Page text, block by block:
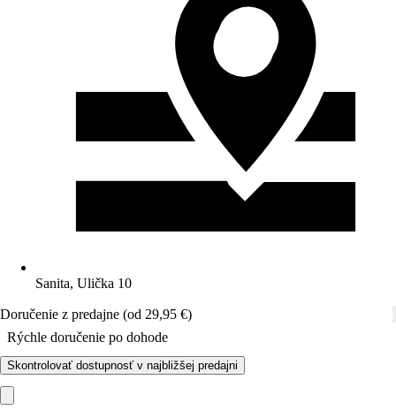
Sanita, Ulička 10
Doručenie z predajne (od 29,95 €)
Rýchle doručenie po dohode
Skontrolovať dostupnosť v najbližšej predajni